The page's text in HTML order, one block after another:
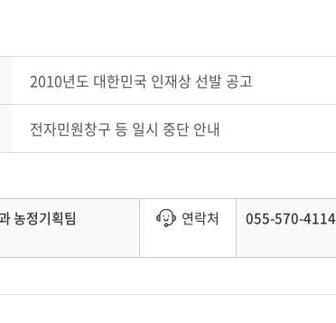
2010년도 대한민국 인재상 선발 공고
전자민원창구 등 일시 중단 안내
농정기획팀 연락처 055-570-4114